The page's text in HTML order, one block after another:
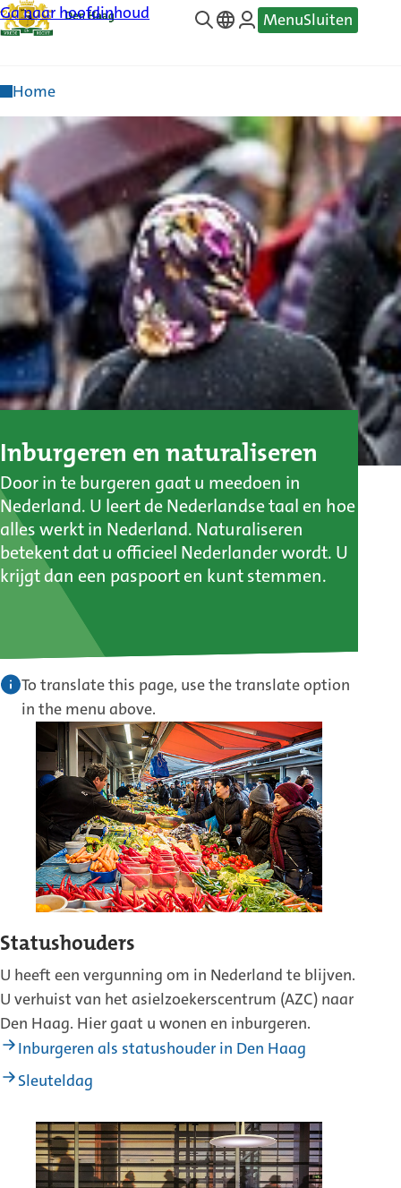
Ga naar hoofdinhoud
—
MenuSluiten
Home
Inburgeren en naturaliseren
Door in te burgeren gaat u meedoen in
Nederland. U leert de Nederlandse taal en hoe
alles werkt in Nederland. Naturaliseren
betekent dat u officieel Nederlander wordt. U
krijgt dan een paspoort en kunt stemmen.
To translate this page, use the translate option
in the menu above.
Statushouders
U heeft een vergunning om in Nederland te blijven.
U verhuist van het asielzoekerscentrum (AZC) naar
Den Haag. Hier gaat u wonen en inburgeren.
Inburgeren als statushouder in Den Haag
Sleuteldag